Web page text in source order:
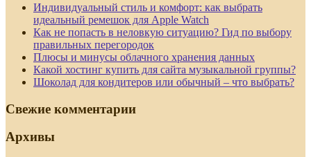
Индивидуальный стиль и комфорт: как выбрать
идеальный ремешок для Apple Watch
Как не попасть в неловкую ситуацию? Гид по выбору
правильных перегородок
Плюсы и минусы облачного хранения данных
Какой хостинг купить для сайта музыкальной группы?
Шоколад для кондитеров или обычный – что выбрать?
Свежие комментарии
Архивы